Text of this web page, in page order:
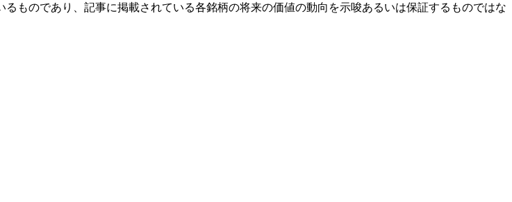
ものであり、記事に掲載されている各銘柄の将来の価値の動向を示唆あるいは保証するものではな